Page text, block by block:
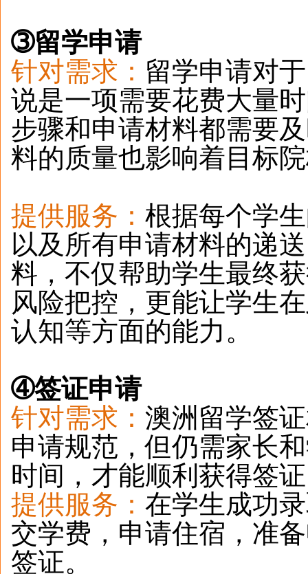
➂留学申请
针对需求： 留学申请对
说是一项需要花费大量
步骤和申请材料都需要
料的质量也影响着目标
提供服务： 根据每个学
以及所有申请材料的递
料，不仅帮助学生最终
风险把控，更能让学生
认知等方面的能力。
➃签证申请
针对需求： 澳洲留学签
申请规范，但仍需家长
时间，才能顺利获得签
提供服务： 在学生成功
交学费，申请住宿，准
签证。